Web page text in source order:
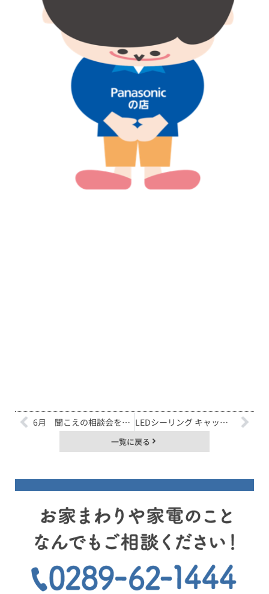
6月 聞こえの相談会を開催します👂 LEDシーリング キャッシュバックキャンペーン！
一覧に戻る